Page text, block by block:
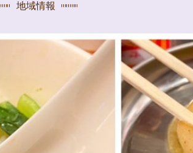
世田谷店
地域情報